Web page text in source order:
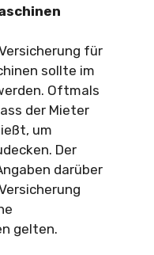
für
sollte im
Oftmals
der Mieter
um
Der
darüber
gelten.